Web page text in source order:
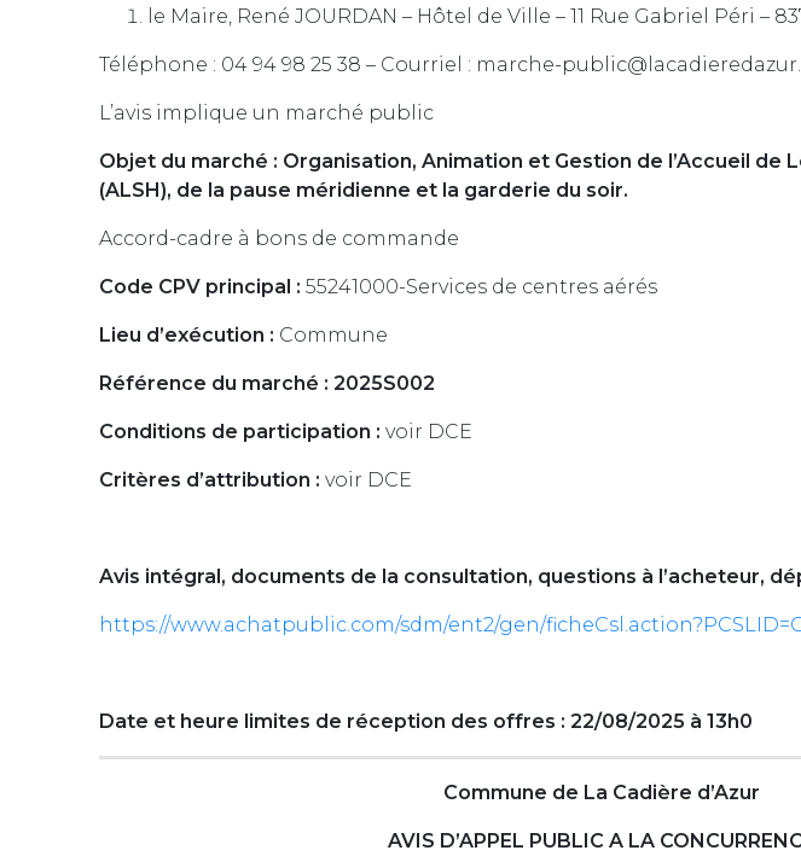
le Maire, René JOURDAN – Hôtel de Ville – 11 Rue Gabriel Péri –
Téléphone : 04 94 98 25 38 – Courriel : marche-
L’avis implique un marché public
Objet du marché : Organisation, Animation et Gestion de l’Accueil de
(ALSH), de la pause méridienne et la garderie du soir.
Accord-cadre à bons de commande
Code CPV principal : 55241000-Services de centres aérés
Lieu d’exécution : Commune
Référence du marché : 2025S002
Conditions de participation : voir DCE
Critères d’attribution : voir DCE
Avis intégral, documents de la consultation, questions à l’acheteur,
https://www.achatpublic.com/sdm/ent2/gen/
Date et heure limites de réception des offres : 22/08/2025 à 13h0
Commune de La Cadière d’Azur
AVIS D’APPEL PUBLIC A LA